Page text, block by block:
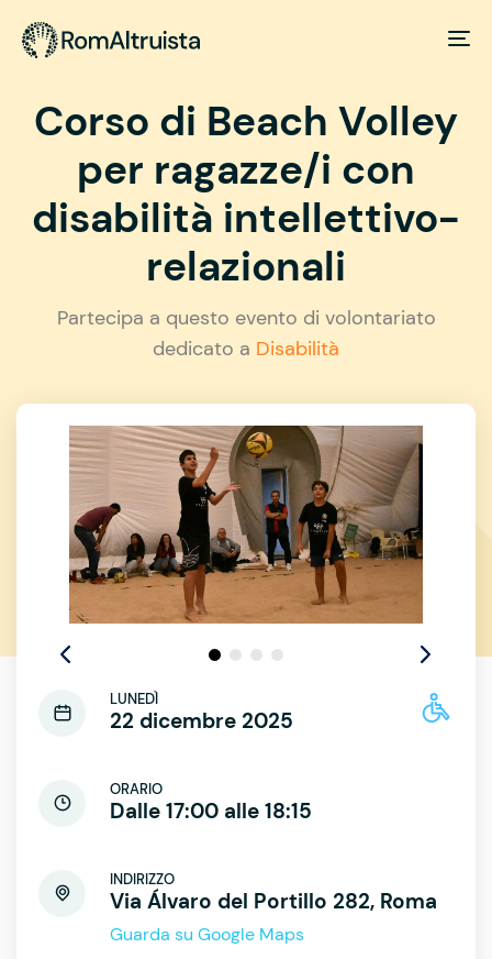
Corso di Beach Volley
per ragazze/i con
disabilità intellettivo-
relazionali
Partecipa a questo evento di volontariato
dedicato a Disabilità
LUNEDÌ
22 dicembre 2025
ORARIO
Dalle 17:00 alle 18:15
INDIRIZZO
Via Álvaro del Portillo 282, Roma
Guarda su Google Maps